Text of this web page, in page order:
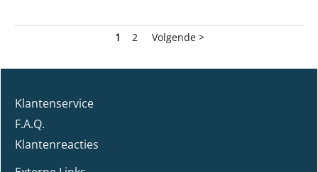
1 2 Volgende >
Klantenservice
F.A.Q.
Klantenreacties